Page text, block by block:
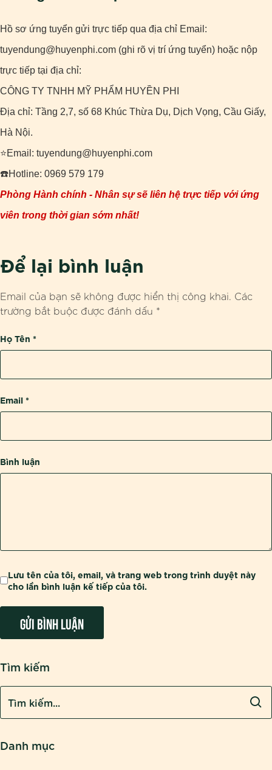
Hồ sơ ứng tuyển gửi trực tiếp qua địa chỉ Email:
tuyendung@huyenphi.com (ghi rõ vị trí ứng tuyển) hoặc nộp
trực tiếp tại địa chỉ:
CÔNG TY TNHH MỸ PHẨM HUYỀN PHI
Địa chỉ: Tầng 2,7, số 68 Khúc Thừa Dụ, Dịch Vọng, Cầu Giấy,
Hà Nội.
⭐Email: tuyendung@huyenphi.com
☎️Hotline: 0969 579 179
Phòng Hành chính - Nhân sự sẽ liên hệ trực tiếp với ứng
viên trong thời gian sớm nhất!
Để lại bình luận
Email của bạn sẽ không được hiển thị công khai. Các
trường bắt buộc được đánh dấu *
Bình luận
Họ Tên *
Email *
Lưu tên của tôi, email, và trang web trong trình duyệt này
cho lần bình luận kế tiếp của tôi.
Tìm kiếm
Danh mục